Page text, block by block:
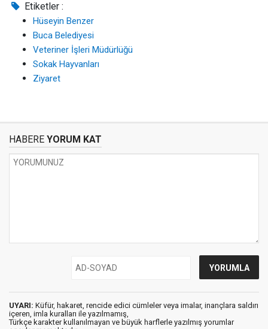
Etiketler :
Hüseyin Benzer
Buca Belediyesi
Veteriner İşleri Müdürlüğü
Sokak Hayvanları
Ziyaret
HABERE YORUM KAT
UYARI: Küfür, hakaret, rencide edici cümleler veya imalar, inançlara saldırı
içeren, imla kuralları ile yazılmamış,
Türkçe karakter kullanılmayan ve büyük harflerle yazılmış yorumlar